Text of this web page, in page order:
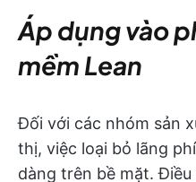
Áp dụng vào
mềm Lean
Đối với các nhóm sản
thị, việc loại bỏ lãng
dàng trên bề mặt.